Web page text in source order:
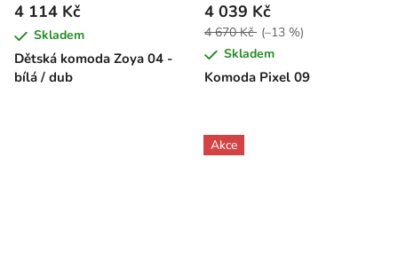
Dětská komoda Zoya 04 -
bílá / dub
4 114 Kč
Skladem
Komoda Pixel 09
4 039 Kč
4 670 Kč (–13 %)
Skladem
Akce